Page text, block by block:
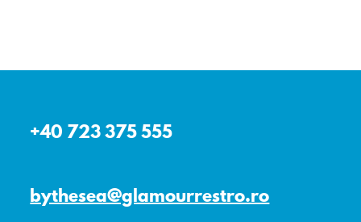
+40 723 375 555
bythesea@glamourrestro.ro